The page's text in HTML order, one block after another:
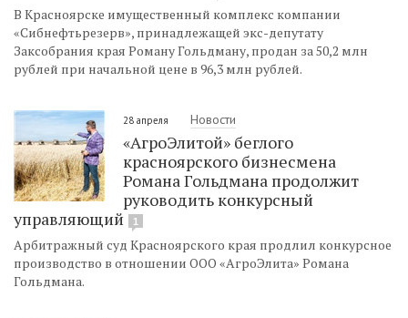
В Красноярске имущественный комплекс компании
«Сибнефтьрезерв», принадлежащей экс-депутату
Заксобрания края Роману Гольдману, продан за 50,2 млн
рублей при начальной цене в 96,3 млн рублей.
28 апреля Новости
«АгроЭлитой» беглого
красноярского бизнесмена
Романа Гольдмана продолжит
руководить конкурсный
управляющий
1
Арбитражный суд Красноярского края продлил конкурсное
производство в отношении ООО «АгроЭлита» Романа
Гольдмана.